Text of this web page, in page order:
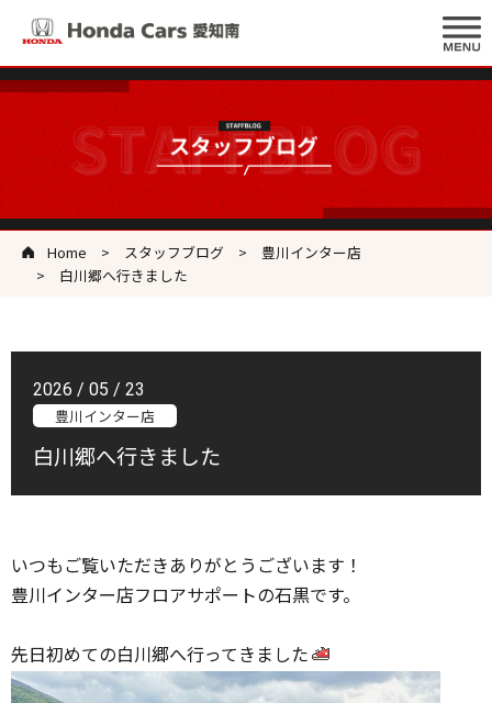
Home スタッフブログ
豊川インター店
白川郷へ行きました
2026 / 05 / 23
豊川インター店
白川郷へ行きました
いつもご覧いただきありがとうございます！
豊川インター店フロアサポートの石黒です。
先日初めての白川郷へ行ってきました